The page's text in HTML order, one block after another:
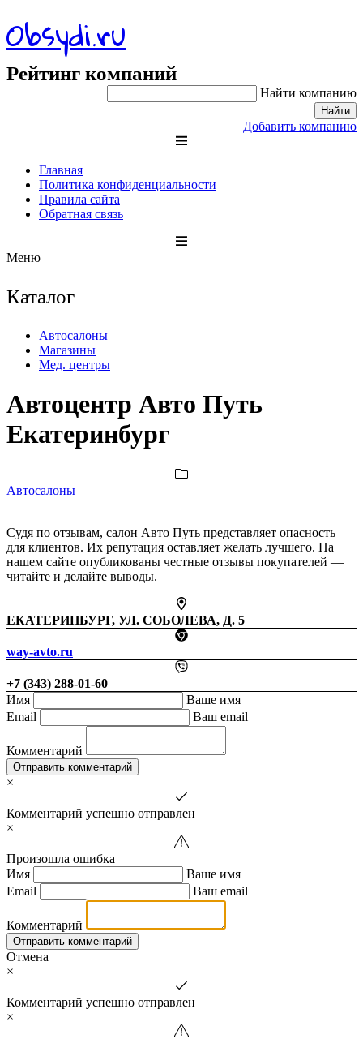
Obsydi.ru
Рейтинг компаний
Найти компанию
Найти
Добавить компанию
Главная
Политика конфиденциальности
Правила сайта
Обратная связь
Меню
Каталог
Автосалоны
Магазины
Мед. центры
Автоцентр Авто Путь
Екатеринбург
Автосалоны
Судя по отзывам, салон Авто Путь представляет опасность
для клиентов. Их репутация оставляет желать лучшего. На
нашем сайте опубликованы честные отзывы покупателей —
читайте и делайте выводы.
ЕКАТЕРИНБУРГ, УЛ. СОБОЛЕВА, Д. 5
way-avto.ru
+7 (343) 288-01-60
Имя
Ваше имя
Email
Ваш email
Комментарий
Отправить комментарий
×
Комментарий успешно отправлен
×
Произошла ошибка
Имя
Ваше имя
Email
Ваш email
Комментарий
Отправить комментарий
Отмена
×
Комментарий успешно отправлен
×